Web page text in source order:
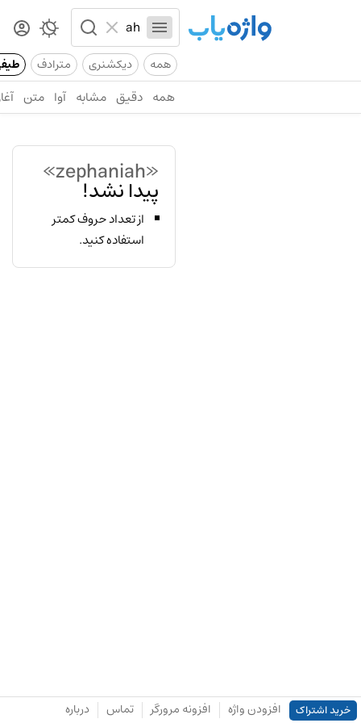
همه دیکشنری مترادف
همه دقیق مشابه آوا متن
«zephaniah»
پیدا نشد!
از تعداد حروف کمتر
استفاده کنید.
خرید اشتراک افزودن واژه افزونه مرورگر تماس درباره